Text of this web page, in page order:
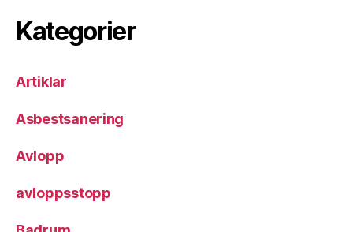
Kategorier
Artiklar
Asbestsanering
Avlopp
avloppsstopp